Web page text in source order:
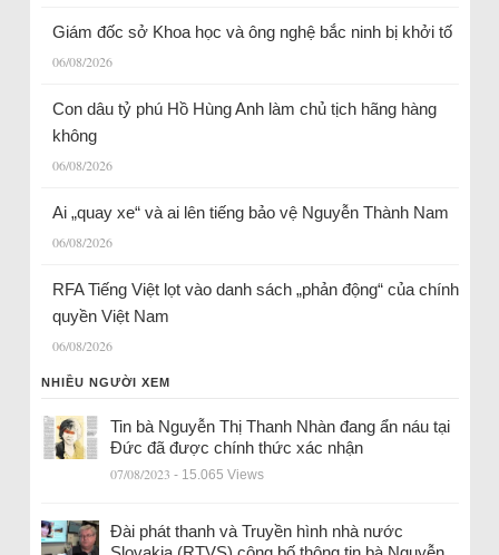
Giám đốc sở Khoa học và ông nghệ bắc ninh bị khởi tố
06/08/2026
Con dâu tỷ phú Hồ Hùng Anh làm chủ tịch hãng hàng
không
06/08/2026
Ai „quay xe“ và ai lên tiếng bảo vệ Nguyễn Thành Nam
06/08/2026
RFA Tiếng Việt lọt vào danh sách „phản động“ của chính
quyền Việt Nam
06/08/2026
NHIỀU NGƯỜI XEM
Tin bà Nguyễn Thị Thanh Nhàn đang ẩn náu tại
Đức đã được chính thức xác nhận
07/08/2023 - 15.065 Views
Đài phát thanh và Truyền hình nhà nước